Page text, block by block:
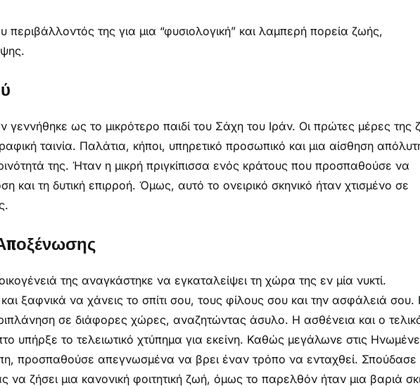
περιβάλλοντός της για μια “φυσιολογική” και λαμπερή πορεία ζωής,
ως το μικρότερο παιδί του Σάχη του Ιράν. Οι πρώτες μέρες της
ταινία. Παλάτια, κήποι, υπηρετικό προσωπικό και μια αίσθηση
της. Ήταν η μικρή πριγκίπισσα ενός κράτους που προσπαθούσε να
και τη δυτική επιρροή. Όμως, αυτό το ονειρικό σκηνικό ήταν χτισμένο σε
της αναγκάστηκε να εγκαταλείψει τη χώρα της εν μία νυκτί.
ξαφνικά να χάνεις το σπίτι σου, τους φίλους σου και την ασφάλειά σου.
σε διάφορες χώρες, αναζητώντας άσυλο. Η ασθένεια και ο
υπήρξε το τελειωτικό χτύπημα για εκείνη. Καθώς μεγάλωνε στις
προσπαθούσε απεγνωσμένα να βρει έναν τρόπο να ενταχθεί. Σπούδασε
ζήσει μια κανονική φοιτητική ζωή, όμως το παρελθόν ήταν μια βαριά